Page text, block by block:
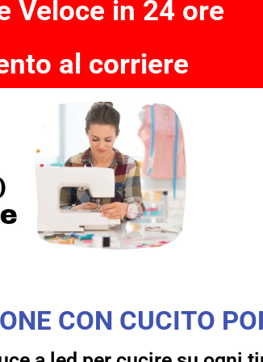
Veloce in 24 ore
al corriere
CON CUCITO